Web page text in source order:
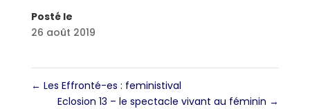
Posté le
26 août 2019
← Les Effronté-es : feministival
Eclosion 13 – le spectacle vivant au féminin →